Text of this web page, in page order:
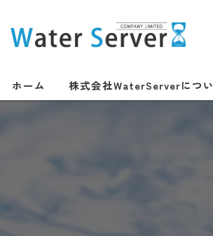
ホーム 株式会社WaterServerにつ